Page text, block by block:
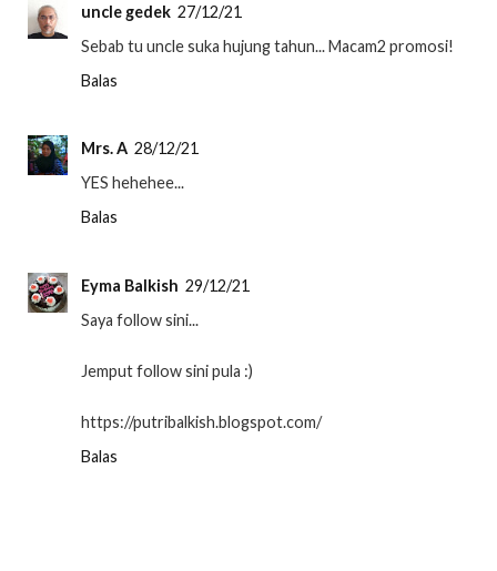
uncle gedek 27/12/21
Sebab tu uncle suka hujung tahun... Macam2 promosi!
Balas
Mrs. A 28/12/21
YES hehehee...
Balas
Eyma Balkish 29/12/21
Saya follow sini...
Jemput follow sini pula :)
https://putribalkish.blogspot.com/
Balas